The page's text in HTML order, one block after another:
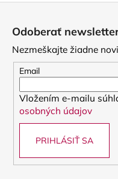
Odoberať
Nezmeškajte žiadne
Email
Vložením e-mailu
osobných údajov
PRIHLÁSIŤ SA